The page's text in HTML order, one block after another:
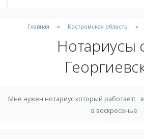
Главная Костромская область
Нотариусы
Мне нужен нотариус который работает:
в воскресенье